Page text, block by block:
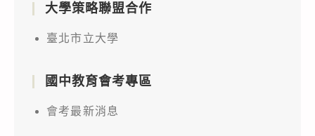
大學策略聯盟合作
臺北市立大學
國中教育會考專區
會考最新消息